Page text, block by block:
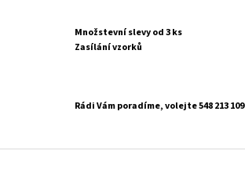
u
Množstevní slevy od 3 ks
Zasílání vzorků
Rádi Vám poradíme, volejte 548 213 109
Z